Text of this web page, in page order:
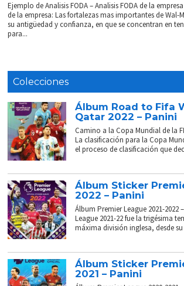
Ejemplo de Analisis FODA – Analisis FODA de la
de la empresa: Las fortalezas mas importantes de Wal-
su antigüedad y confianza, en que se concentran en
para...
Colecciones
Álbum Road to Fifa
Qatar 2022 – Panini
Camino a la Copa Mundial de la
La clasificación para la Copa
el proceso de clasificación que
Álbum Sticker
2022 – Panini
Álbum Premier League 2021-2022
League 2021-22 fue la trigésima
máxima división inglesa, desde su
Álbum Sticker
2021 – Panini